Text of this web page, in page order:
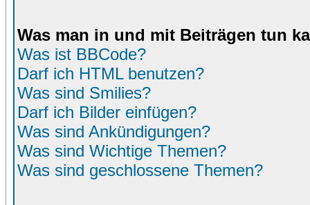
Was man in und mit Beiträgen tun
Was ist BBCode?
Darf ich HTML benutzen?
Was sind Smilies?
Darf ich Bilder einfügen?
Was sind Ankündigungen?
Was sind Wichtige Themen?
Was sind geschlossene Themen?